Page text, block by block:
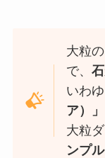
大粒
で、
いわ
ア）」
大粒
ンプ